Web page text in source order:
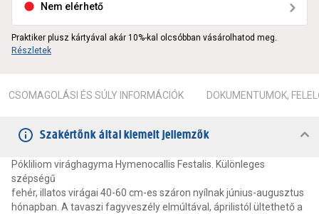
Nem elérhető
Praktiker plusz kártyával akár 10%-kal olcsóbban vásárolhatod meg.
Részletek
CSOMAGOLÁSI ÉS SÚLY INFORMÁCIÓK DOKUMENTUMOK,
Szakértőnk által kiemelt jellemzők
Pókliliom virághagyma Hymenocallis Festalis. Különleges
szépségű
fehér, illatos virágai 40-60 cm-es száron nyílnak június-augusztus
hónapban. A tavaszi fagyveszély elmúltával, áprilistól ültethető a